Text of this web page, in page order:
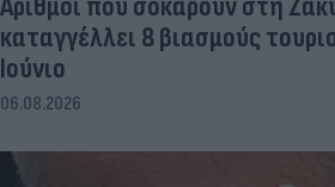
καταγγέλλει 8 βιασμούς
Ιούνιο
06.08.2026